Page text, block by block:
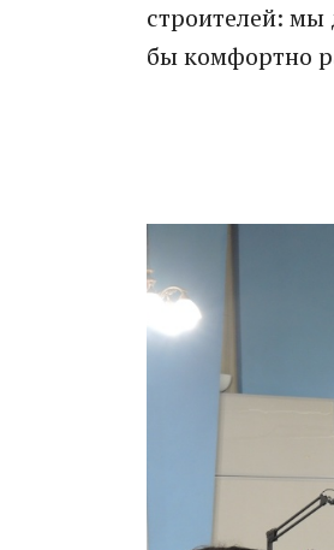
строителей:
бы комфортно